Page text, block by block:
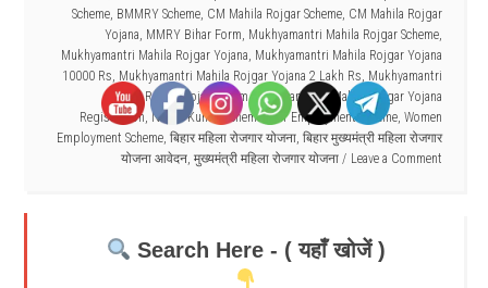
Scheme, BMMRY Scheme, CM Mahila Rojgar Scheme, CM Mahila Rojgar
Yojana, MMRY Bihar Form, Mukhyamantri Mahila Rojgar Scheme,
Mukhyamantri Mahila Rojgar Yojana, Mukhyamantri Mahila Rojgar Yojana
10000 Rs, Mukhyamantri Mahila Rojgar Yojana 2 Lakh Rs, Mukhyamantri
Mahila Rojgar Yojana Form, Mukhyamantri Mahila Rojgar Yojana
Registration, Nitish Kumar Scheme,Self Employment Scheme, Women
Employment Scheme, बिहार महिला रोजगार योजना, बिहार मुख्यमंत्री महिला रोजगार
योजना आवेदन, मुख्यमंत्री महिला रोजगार योजना Leave a Comment
Search Here - ( यहाँ खोजें )